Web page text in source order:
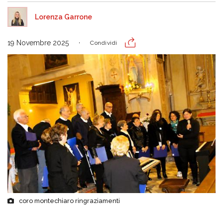
Lorenza Garrone
19 Novembre 2025 Condividi
coro montechiaro ringraziamenti